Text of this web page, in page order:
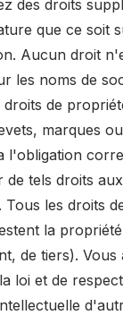
des droits
que ce soit
Aucun droit
les noms de
de
marques
l'obligation
de tels droits
Tous les droits
la
de tiers). Vous
loi et de